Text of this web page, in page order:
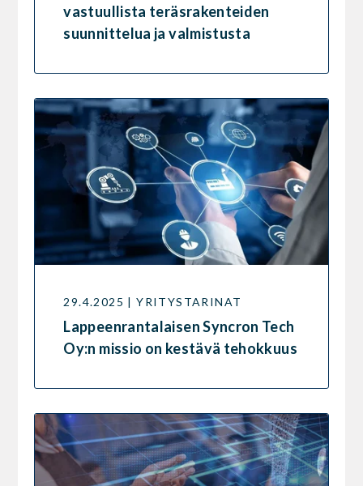
vastuullista teräsrakenteiden
suunnittelua ja valmistusta
29.4.2025 | YRITYSTARINAT
Lappeenrantalaisen Syncron Tech
Oy:n missio on kestävä tehokkuus